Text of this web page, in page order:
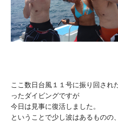
ここ数日台風１１号に振り回され
ったダイビングですが
今日は見事に復活しました。
ということで少し波はあるものの